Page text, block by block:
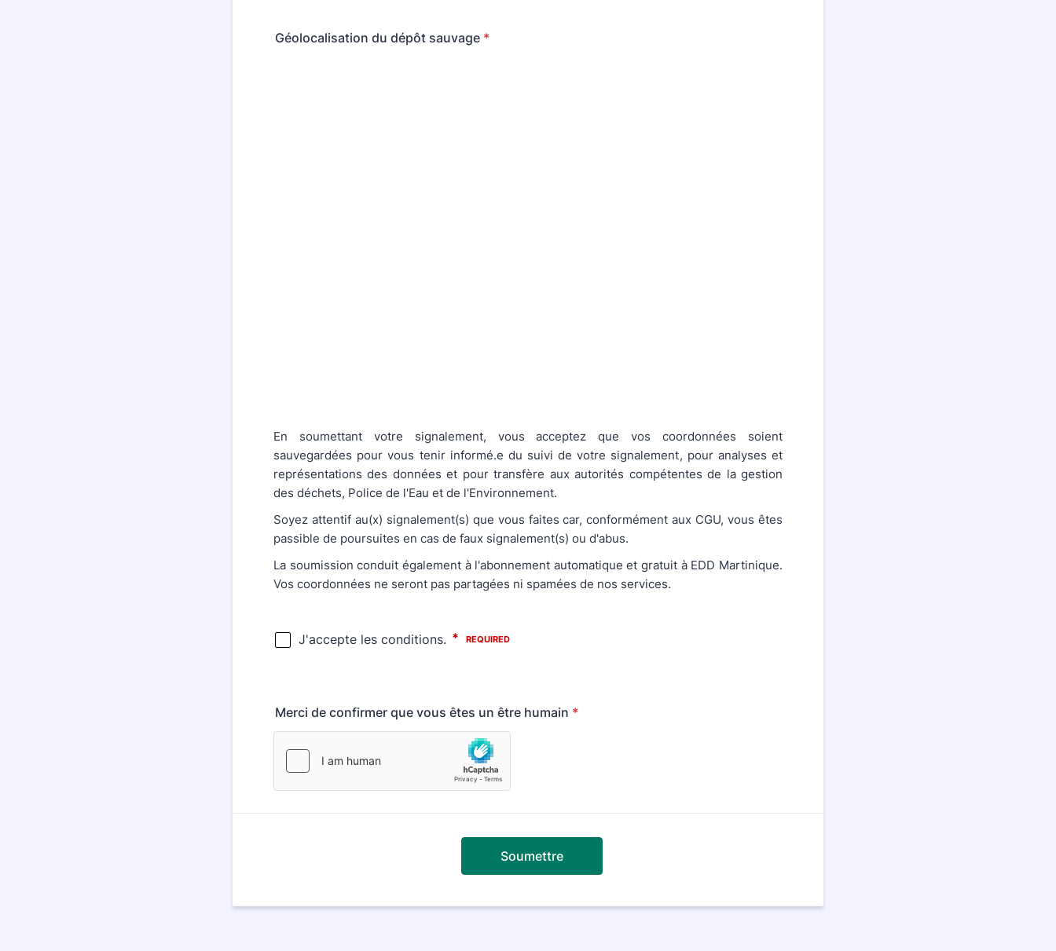
Géolocalisation du dépôt sauvage *
En soumettant votre signalement, vous acceptez que vos coordonnées soient
sauvegardées pour vous tenir informé.e du suivi de votre signalement, pour analyses et
représentations des données et pour transfère aux autorités compétentes de la gestion
des déchets, Police de l'Eau et de l'Environnement.
Soyez attentif au(x) signalement(s) que vous faites car, conformément aux CGU, vous êtes
passible de poursuites en cas de faux signalement(s) ou d'abus.
La soumission conduit également à l'abonnement automatique et gratuit à EDD Martinique.
Vos coordonnées ne seront pas partagées ni spamées de nos services.
Merci de confirmer que vous êtes un être humain *
Soumettre